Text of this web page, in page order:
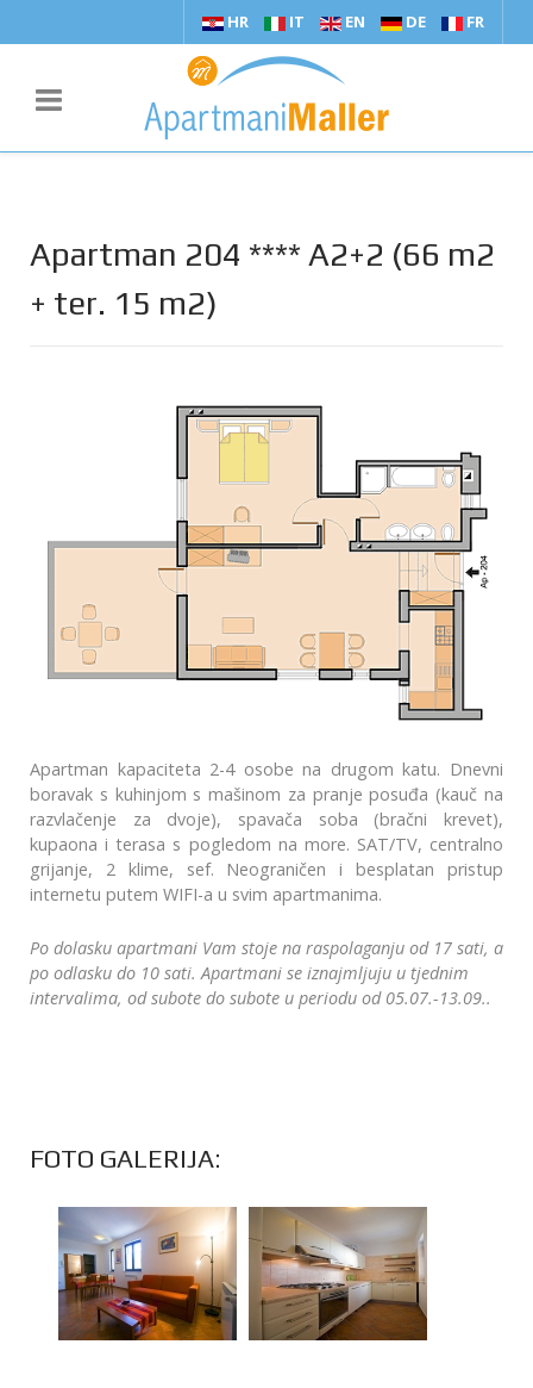
HR IT EN DE FR
Apartman 204 **** A2+2 (66 m2
+ ter. 15 m2)
Apartman kapaciteta 2-4 osobe na drugom katu. Dnevni
boravak s kuhinjom s mašinom za pranje posuđa (kauč na
razvlačenje za dvoje), spavača soba (bračni krevet),
kupaona i terasa s pogledom na more. SAT/TV, centralno
grijanje, 2 klime, sef. Neograničen i besplatan pristup
internetu putem WIFI-a u svim apartmanima.
Po dolasku apartmani Vam stoje na raspolaganju od 17 sati, a
po odlasku do 10 sati. Apartmani se iznajmljuju u tjednim
intervalima, od subote do subote u periodu od 05.07.-13.09..
FOTO GALERIJA: